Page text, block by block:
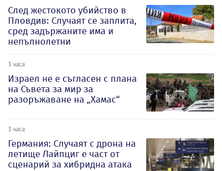
След жестокото убийство в
Пловдив: Случаят се заплита,
сред задържаните има и
непълнолетни
3 часа
Израел не е съгласен с плана
на Съвета за мир за
разоръжаване на „Хамас“
3 часа
Германия: Случаят с дрона на
летище Лайпциг е част от
сценарий за хибридна атака